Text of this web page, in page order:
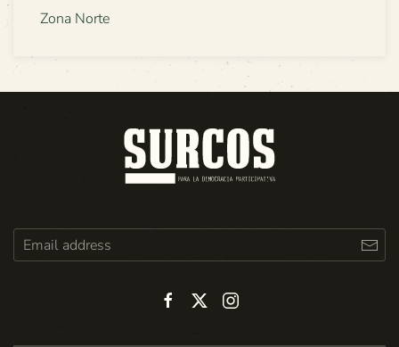
Zona Norte